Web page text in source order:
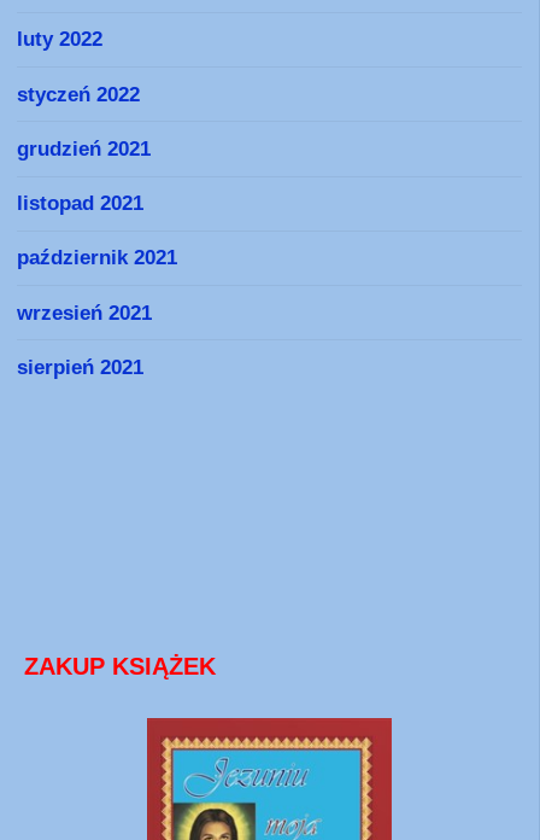
luty 2022
styczeń 2022
grudzień 2021
listopad 2021
październik 2021
wrzesień 2021
sierpień 2021
ZAKUP KSIĄŻEK